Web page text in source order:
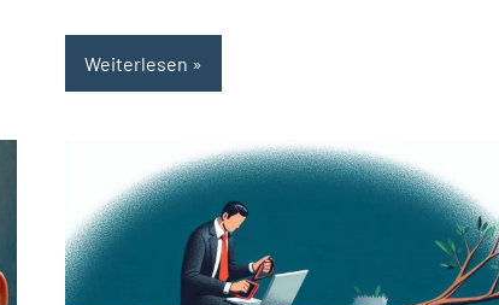
Weiterlesen